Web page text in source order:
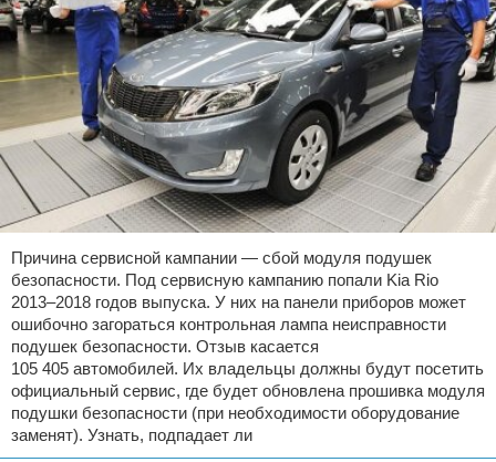
Причина сервисной кампании — сбой модуля подушек
безопасности. Под сервисную кампанию попали Kia Rio
2013–2018 годов выпуска. У них на панели приборов может
ошибочно загораться контрольная лампа неисправности
подушек безопасности. Отзыв касается
105 405 автомобилей. Их владельцы должны будут посетить
официальный сервис, где будет обновлена прошивка модуля
подушки безопасности (при необходимости оборудование
заменят). Узнать, подпадает ли